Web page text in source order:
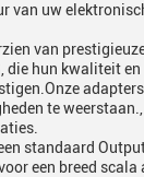
van uw
van
die hun kwaliteit en
te
standaard
een breed scala